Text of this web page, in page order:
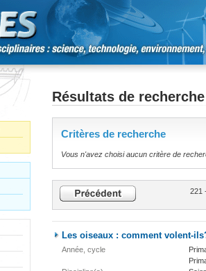
Résultats de recherche
Critères de recherche
Vous n'avez choisi aucun critère de
221
Les oiseaux : comment volent-
Année, cycle